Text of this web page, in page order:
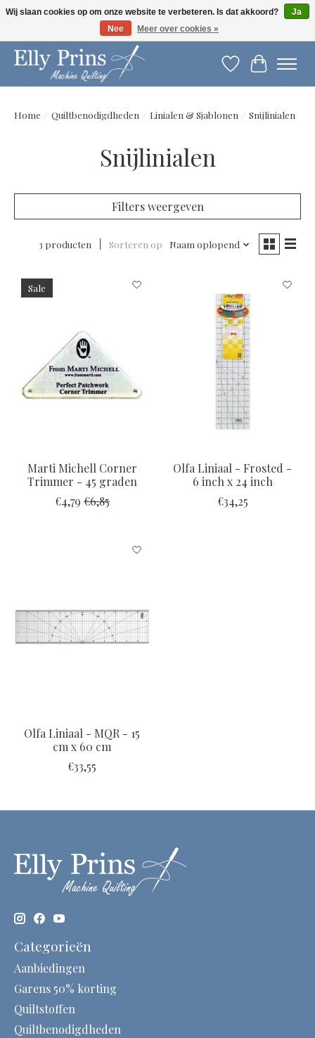
Let op: gewijzigde openingstijden!
Verlanglijst
Home / Quiltbenodigdheden / Linialen & Sjablonen / Snijlinialen
Snijlinialen
Filters weergeven
3 producten Sorteren op Naam oplopend
Sale
Marti Michell Corner
Trimmer - 45 graden
€4,79 €6,85
Olfa Liniaal - Frosted -
6 inch x 24 inch
€34,25
Olfa Liniaal - MQR - 15
cm x 60 cm
€33,55
Categorieën
Aanbiedingen
Garens 50% korting
Quiltstoffen
Quiltbenodigdheden
Wij slaan cookies op om onze website te verbeteren. Is dat akkoord?
Ja
Nee
Meer over cookies »